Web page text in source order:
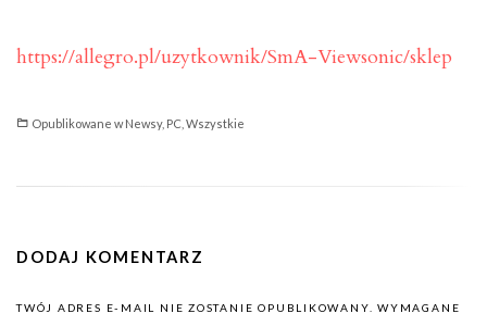
https://allegro.pl/uzytkownik/SmA-Viewsonic/sklep
Opublikowane wNewsy, PC Wszystkie
DODAJ KOMENTARZ
TWÓJ ADRES E-MAIL NIE ZOSTANIE OPUBLIKOWANY.
WYMAGANE